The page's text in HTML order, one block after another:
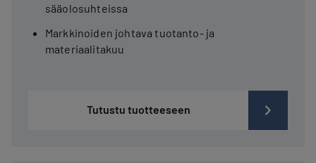
sääolosuhteissa
Markkinoiden johtava tuotanto- ja
materiaalitakuu
Tutustu tuotteeseen